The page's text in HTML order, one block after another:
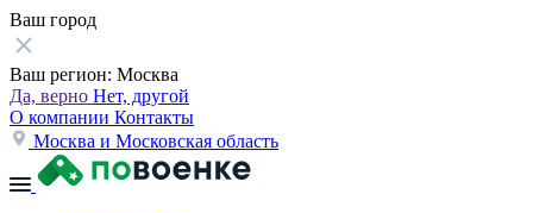
Ваш город
Ваш регион: Москва
Да, верно Нет, другой
О компании Контакты
Москва и Московская область